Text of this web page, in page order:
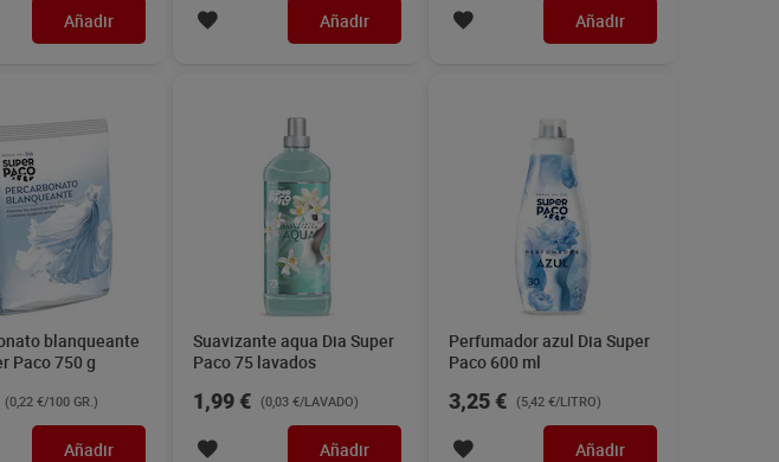
Añadir Añadir Añadir
blanqueante
Paco 750 g
(0,22 €/100 GR.)
Añadir
Suavizante aqua Dia Super
Paco 75 lavados
1,99 € (0,03 €/LAVADO)
Añadir
Perfumador azul Dia Super
Paco 600 ml
3,25 € (5,42 €/LITRO)
Añadir